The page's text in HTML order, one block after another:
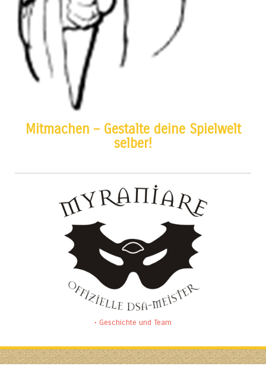
Mitmachen – Gestalte deine Spielwelt
selber!
• Geschichte und Team